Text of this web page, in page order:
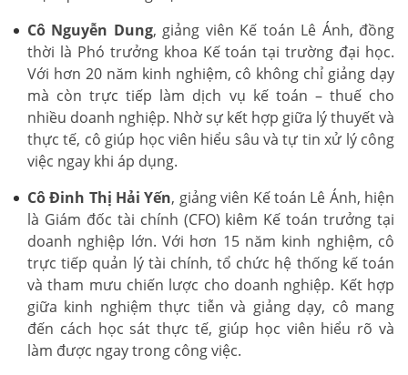
Cô Nguyễn Dung, giảng viên Kế toán Lê Ánh, đồng
thời là Phó trưởng khoa Kế toán tại trường đại học.
Với hơn 20 năm kinh nghiệm, cô không chỉ giảng dạy
mà còn trực tiếp làm dịch vụ kế toán – thuế cho
nhiều doanh nghiệp. Nhờ sự kết hợp giữa lý thuyết và
thực tế, cô giúp học viên hiểu sâu và tự tin xử lý công
việc ngay khi áp dụng.
Cô Đinh Thị Hải Yến, giảng viên Kế toán Lê Ánh, hiện
là Giám đốc tài chính (CFO) kiêm Kế toán trưởng tại
doanh nghiệp lớn. Với hơn 15 năm kinh nghiệm, cô
trực tiếp quản lý tài chính, tổ chức hệ thống kế toán
và tham mưu chiến lược cho doanh nghiệp. Kết hợp
giữa kinh nghiệm thực tiễn và giảng dạy, cô mang
đến cách học sát thực tế, giúp học viên hiểu rõ và
làm được ngay trong công việc.